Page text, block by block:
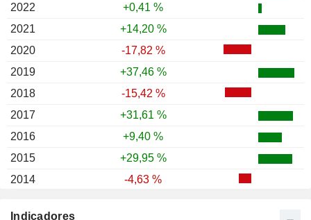
Indicadores
2022
+0,41 %
2021
+14,20 %
2020
-17,82 %
2019
+37,46 %
2018
-15,42 %
2017
+31,61 %
2016
+9,40 %
2015
+29,95 %
2014
-4,63 %